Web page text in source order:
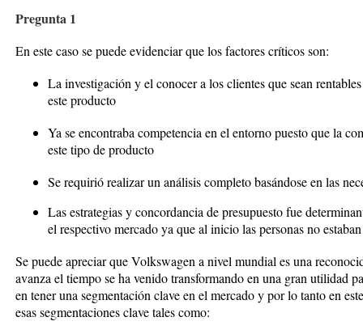
Pregunta 1
En este caso se puede evidenciar que los factores críticos son:
La investigación y el conocer a los clientes que sean
este producto
Ya se encontraba competencia en el entorno puesto que la
este tipo de producto
Se requirió realizar un análisis completo basándose en las
Las estrategias y concordancia de presupuesto fue
el respectivo mercado ya que al inicio las personas no
Se puede apreciar que Volkswagen a nivel mundial es una
avanza el tiempo se ha venido transformando en una gran utilidad
en tener una segmentación clave en el mercado y por lo tanto en
esas segmentaciones clave tales como: